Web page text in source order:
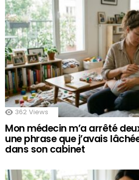
362 Views
Mon médecin m’a arrêté
une phrase que j’avais
dans son cabinet